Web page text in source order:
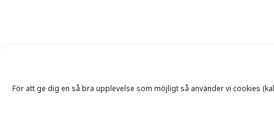
För att ge dig en så bra upplevelse som möjligt så använder vi cookies